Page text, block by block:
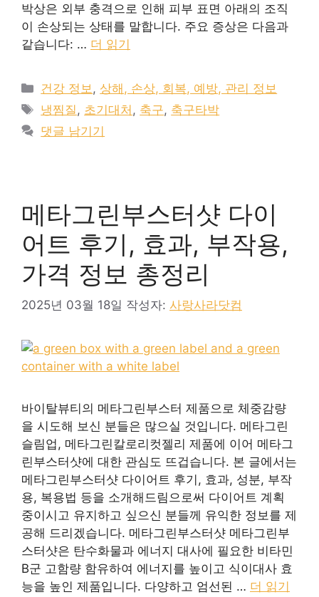
박상은 외부 충격으로 인해 피부 표면 아래의 조직
이 손상되는 상태를 말합니다. 주요 증상은 다음과
같습니다: … 더 읽기
카
테
고
리
건강 정보 , 상해, 손상, 회복, 예방, 관리 정보
태
그
냉찜질 , 초기대처 , 축구, 축구타박
댓글 남기기
메타그린부스터샷 다이
어트 후기, 효과, 부작용,
가격 정보 총정리
2025년 03월 18일 작성자: 사랑사라닷컴
바이탈뷰티의 메타그린부스터 제품으로 체중감량
을 시도해 보신 분들은 많으실 것입니다. 메타그린
슬림업, 메타그린칼로리컷젤리 제품에 이어 메타그
린부스터샷에 대한 관심도 뜨겁습니다. 본 글에서는
메타그린부스터샷 다이어트 후기, 효과, 성분, 부작
용, 복용법 등을 소개해드림으로써 다이어트 계획
중이시고 유지하고 싶으신 분들께 유익한 정보를 제
공해 드리겠습니다. 메타그린부스터샷 메타그린부
스터샷은 탄수화물과 에너지 대사에 필요한 비타민
B군 고함량 함유하여 에너지를 높이고 식이대사 효
능을 높인 제품입니다. 다양하고 엄선된 … 더 읽기